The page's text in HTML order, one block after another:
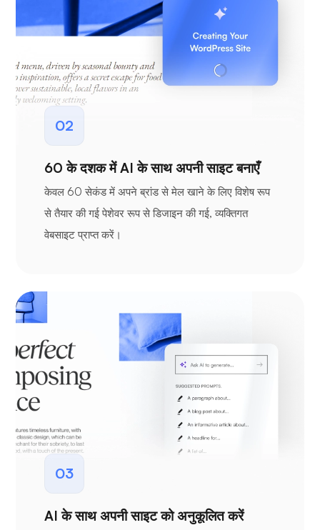
02
60 के दशक में AI के साथ अपनी साइट बनाएँ
केवल 60 सेकंड में अपने ब्रांड से मेल खाने के लिए विशेष रूप
से तैयार की गई पेशेवर रूप से डिजाइन की गई, व्यक्तिगत
वेबसाइट प्राप्त करें।
03
AI के साथ अपनी साइट को अनुकूलित करें